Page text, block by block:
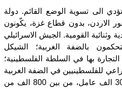
الى تسوية الوضع القائم. دولة
الاردن، بدون قطاع غزة، يكّونون
وثنائية القومية. الجيش الاسرائيلي
بالضفة الغربية؛ الشيكل
التجارة بها في السلطة الفلسطينية؛
للفلسطينيين في الضفة الغربية
يباع لإسرائيل؛ هناك حوالي 300 الف عامل، من بين 800 الف من